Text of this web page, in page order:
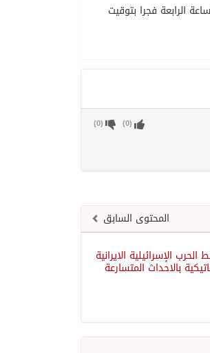
الرابعة فجرا بتوقيت
(
0
) (
0
)
المحتوى السابق
الإسرائيلية الايرانية
بالاحداث المتسارعة